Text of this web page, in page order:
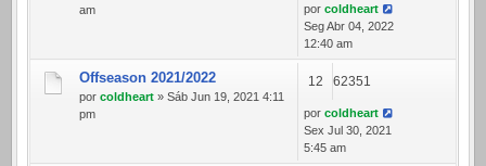
am
por coldheart
Seg Abr 04, 2022
12:40 am
Offseason 2021/2022
por coldheart » Sáb Jun 19, 2021 4:11
pm
12 62351
por coldheart
Sex Jul 30, 2021
5:45 am